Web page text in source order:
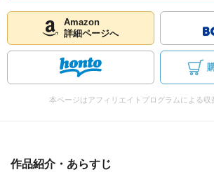
Amazon
詳細ページへ
本ページはアフィリエイトプログラムによる収
作品紹介・あらすじ